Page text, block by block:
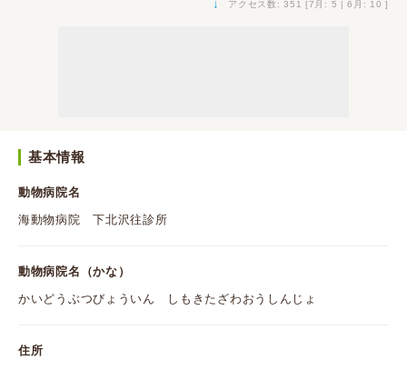
↓ アクセス数: 351 [7月: 5 | 6月: 10 ]
基本情報
動物病院名
海動物病院 下北沢往診所
動物病院名（かな）
かいどうぶつびょういん しもきたざわおうしんじょ
住所